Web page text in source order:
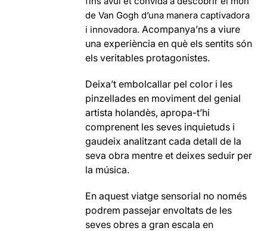
de Van Gogh d’una manera captivadora
i innovadora.Acompanya’ns a viure
una experiència en què els sentits són
els veritables protagonistes.
Deixa’t embolcallar pel color i les
pinzellades en moviment del genial
artista holandès, apropa-t’hi
comprenent les seves inquietuds i
gaudeix analitzant cada detall de la
seva obra mentre et deixes seduir per
la música.
En aquest viatge sensorial no només
podrem passejar envoltats de les
seves obres a gran escala en